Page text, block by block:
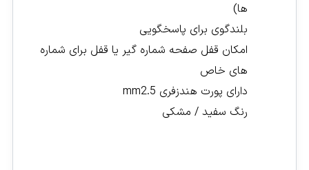
ها)
بلندگوی برای پاسخگویی
امکان قفل صفحه شماره گیر یا قفل برای شماره
های خاص
دارای پورت هندزفری mm2.5
رنگ سفید / مشکی